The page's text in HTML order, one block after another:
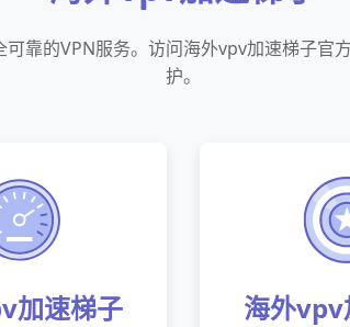
靠的VPN服务。访问海外vpv加速梯子官
护。
加速梯子 海外vpv